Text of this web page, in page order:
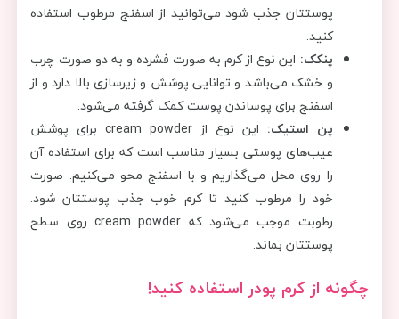
پوستتان جذب شود می‌‎توانید از اسفنج مرطوب استفاده
کنید.
پنکک: این نوع از کرم به صورت فشرده و به دو صورت چرب
و خشک می‌باشد و توانایی پوشش و زیرسازی بالا دارد و از
اسفنج برای پوساندن پوست کمک گرفته می‌شود.
پن استیک:
این نوع از cream powder برای پوشش
عیب‌های پوستی بسیار مناسب است که برای استفاده آن
را روی محل می‌گذاریم و با اسفنج محو می‌کنیم. صورت
خود را مرطوب کنید تا کرم خوب جذب پوستتان شود.
رطوبت موجب می‌شود که cream powder روی سطح
پوستتان بماند.
چگونه از کرم پودر استفاده ‎کنید!